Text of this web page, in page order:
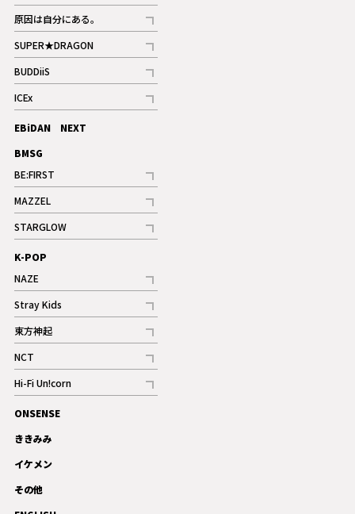
記事
原因は自分にある。
記事
SUPER★DRAGON
記事
BUDDiiS
記事
ICEx
記事
EBiDAN NEXT
BMSG
BE:FIRST
記事
ギャラリー
MAZZEL
記事
ギャラリー
STARGLOW
記事
K-POP
NAZE
記事
Stray Kids
記事
東方神起
記事
NCT
記事
Hi-Fi Un!corn
記事
ギャラリー
ONSENSE
ききみみ
イケメン
その他